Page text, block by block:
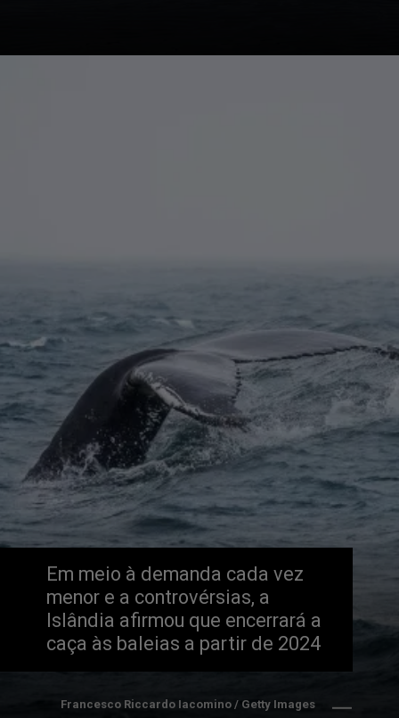
Em meio à demanda cada vez
menor e a controvérsias, a
Islândia afirmou que encerrará a
caça às baleias a partir de 2024
Francesco Riccardo Iacomino / Getty Images